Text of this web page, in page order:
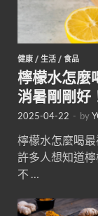
健康 / 生活 / 食品
檸檬水怎麼
消暑剛剛好
2025-04-22 - by
檸檬水怎麼喝
許多人想知道
不 …